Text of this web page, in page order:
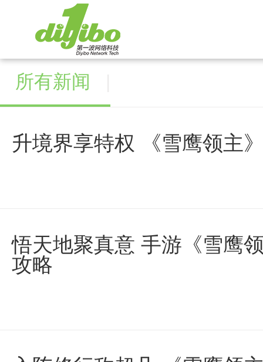
所有新闻
升境界享特权 《雪鹰领主
悟天地聚真意 手游《雪鹰
攻略